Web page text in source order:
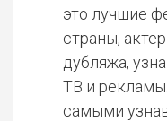
это лучшие
страны,
дубляжа,
ТВ и
самыми